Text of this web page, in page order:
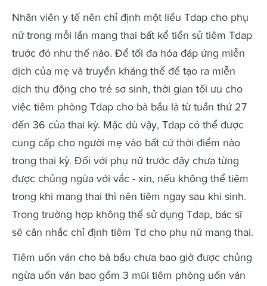
Nhân viên y tế nên chỉ định một liều Tdap cho phụ
nữ trong mỗi lần mang thai bất kể tiền sử tiêm Tdap
trước đó như thế nào. Để tối đa hóa đáp ứng miễn
dịch của mẹ và truyền kháng thể để tạo ra miễn
dịch thụ động cho trẻ sơ sinh, thời gian tối ưu cho
việc tiêm phòng Tdap cho bà bầu là từ tuần thứ 27
đến 36 của thai kỳ. Mặc dù vậy, Tdap có thể được
cung cấp cho người mẹ vào bất cứ thời điểm nào
trong thai kỳ. Đối với phụ nữ trước đây chưa từng
được chủng ngừa với vắc - xin, nếu không thể tiêm
trong khi mang thai thì nên tiêm ngay sau khi sinh.
Trong trường hợp không thể sử dụng Tdap, bác sĩ
sẽ cân nhắc chỉ định tiêm Td cho phụ nữ mang thai.
Tiêm uốn ván cho bà bầu chưa bao giờ được chủng
ngừa uốn ván bao gồm 3 mũi tiêm phòng uốn ván